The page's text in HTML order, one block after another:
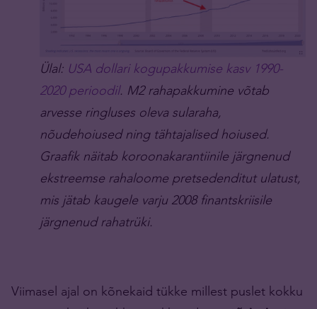
Ülal: USA dollari kogupakkumise kasv 1990-
2020 perioodil. M2 rahapakkumine võtab
arvesse ringluses oleva sularaha,
nõudehoiused ning tähtajalised hoiused.
Graafik näitab koroonakarantiinile järgnenud
ekstreemse rahaloome pretsedenditut ulatust,
mis jätab kaugele varju 2008 finantskriisile
järgnenud rahatrüki.
Viimasel ajal on kõnekaid tükke millest puslet kokku